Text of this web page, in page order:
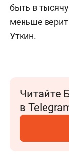
быть в
меньше
Уткин.
Читайте
в